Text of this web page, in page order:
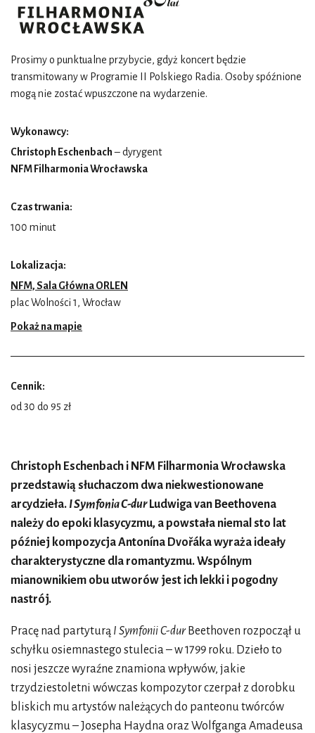
Prosimy o punktualne przybycie, gdyż koncert będzie
transmitowany w Programie II Polskiego Radia. Osoby spóźnione
mogą nie zostać wpuszczone na wydarzenie.
Wykonawcy:
Christoph Eschenbach– dyrygent
NFM Filharmonia Wrocławska
Czas trwania:
100 minut
Lokalizacja:
NFM, Sala Główna ORLEN
plac Wolności 1, Wrocław
Pokaż na mapie
Cennik:
od 30 do 95 zł
Christoph Eschenbach i NFM Filharmonia Wrocławska
przedstawią słuchaczom dwa niekwestionowane
arcydzieła. I Symfonia C-durLudwiga van Beethovena
należy do epoki klasycyzmu, a powstała niemal sto lat
później kompozycja Antonína Dvořáka wyraża ideały
charakterystyczne dla romantyzmu. Wspólnym
mianownikiem obu utworów jest ich lekki i pogodny
nastrój.
Pracę nad partyturą I Symfonii C-dur Beethoven rozpoczął u
schyłku osiemnastego stulecia – w 1799 roku. Dzieło to
nosi jeszcze wyraźne znamiona wpływów, jakie
trzydziestoletni wówczas kompozytor czerpał z dorobku
bliskich mu artystów należących do panteonu twórców
klasycyzmu – Josepha Haydna oraz Wolfganga Amadeusa